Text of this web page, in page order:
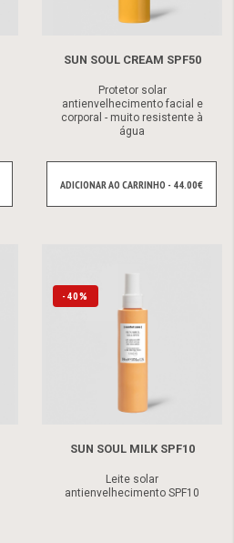
SUN SOUL CREAM SPF50
Protetor solar
antienvelhecimento facial e
corporal - muito resistente à
água
ADICIONAR AO CARRINHO - 44.00€
SUN SOUL MILK SPF10
Leite solar
antienvelhecimento SPF10
-40%